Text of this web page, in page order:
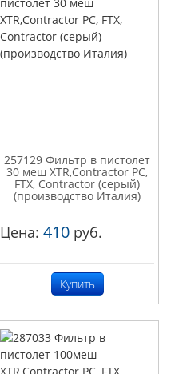
257129 Фильтр в пистолет
30 меш XTR,Contractor PC,
FTX, Contractor (серый)
(производство Италия)
Цена:410 руб.
Купить